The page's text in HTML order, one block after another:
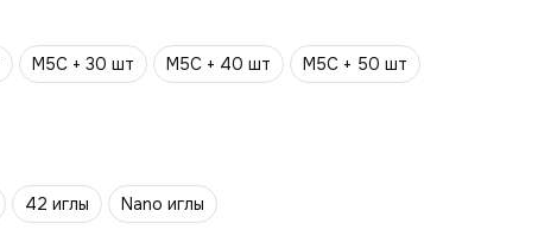
M5C + 30 шт M5C + 40 шт M5C + 50 шт
42 иглы Nano иглы